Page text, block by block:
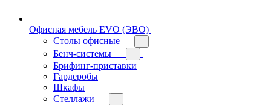
Офисная мебель EVO (ЭВО)
Cтолы офисные
Бенч-системы
Брифинг-приставки
Гардеробы
Шкафы
Стеллажи